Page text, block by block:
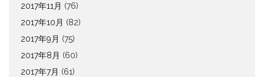
2017年11月 (76)
2017年10月 (82)
2017年9月 (75)
2017年8月 (60)
2017年7月 (61)